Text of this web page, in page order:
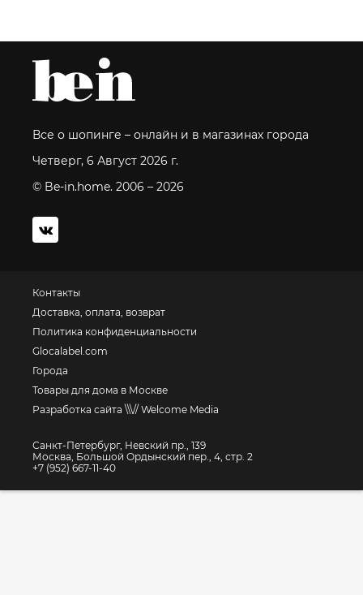
Все о шопинге – онлайн и в магазинах города
Четверг, 6 Август 2026 г.
© Be-in.home. 2006 – 2026
Контакты
Доставка, оплата, возврат
Политика конфиденциальности
Glocalabel.com
Города
Товары для дома в Москве
Разработка сайта \\\// Welcome Media
Санкт-Петербург, Невский пр., 139
Москва, Большой Ордынский пер., 4, стр. 2
+7 (952) 667-11-40